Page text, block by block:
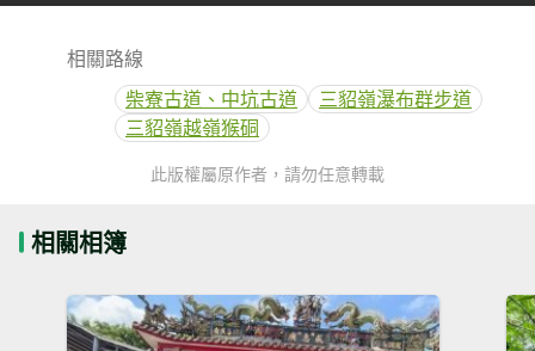
相關路線
柴寮古道、中坑古道
三貂嶺瀑布群步道
三貂嶺越嶺猴硐
此版權屬原作者，請勿任意轉載
相關相簿